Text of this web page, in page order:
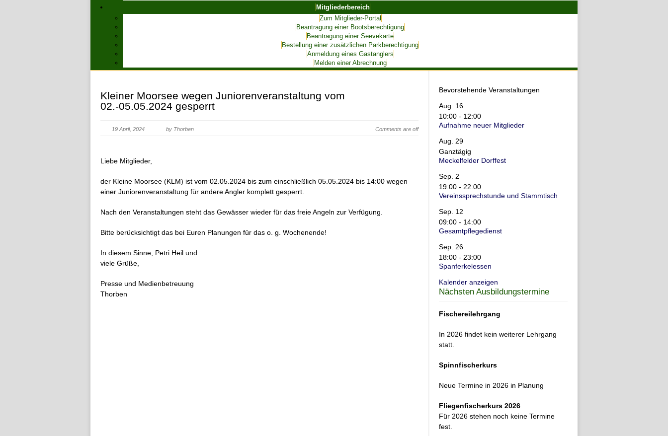
Mitgliederbereich
Zum Mitglieder-Portal
Beantragung einer Bootsberechtigung
Beantragung einer Seevekarte
Bestellung einer zusätzlichen Parkberechtigung
Anmeldung eines Gastanglers
Melden einer Abrechnung
Kleiner Moorsee wegen Juniorenveranstaltung vom
02.-05.05.2024 gesperrt
19 April, 2024 by Thorben Comments are off
Liebe Mitglieder,
der Kleine Moorsee (KLM) ist vom 02.05.2024 bis zum einschließlich 05.05.2024 bis 14:00 wegen
einer Juniorenveranstaltung für andere Angler komplett gesperrt.
Nach den Veranstaltungen steht das Gewässer wieder für das freie Angeln zur Verfügung.
Bitte berücksichtigt das bei Euren Planungen für das o. g. Wochenende!
In diesem Sinne, Petri Heil und
viele Grüße,
Presse und Medienbetreuung
Thorben
Bevorstehende Veranstaltungen
Aug. 16
10:00 - 12:00
Aufnahme neuer Mitglieder
Aug. 29
Ganztägig
Meckelfelder Dorffest
Sep. 2
19:00 - 22:00
Vereinssprechstunde und Stammtisch
Sep. 12
09:00 - 14:00
Gesamtpflegedienst
Sep. 26
18:00 - 23:00
Spanferkelessen
Kalender anzeigen
Nächsten Ausbildungstermine
Fischereilehrgang
In 2026 findet kein weiterer Lehrgang
statt.
Spinnfischerkurs
Neue Termine in 2026 in Planung
Fliegenfischerkurs 2026
Für 2026 stehen noch keine Termine
fest.